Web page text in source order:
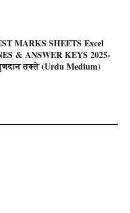
MARKS SHEETS Excel
& ANSWER KEYS 2025-
तक्ते (Urdu Medium)